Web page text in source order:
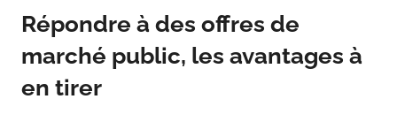
Répondre à des offres de
marché public, les avantages à
en tirer